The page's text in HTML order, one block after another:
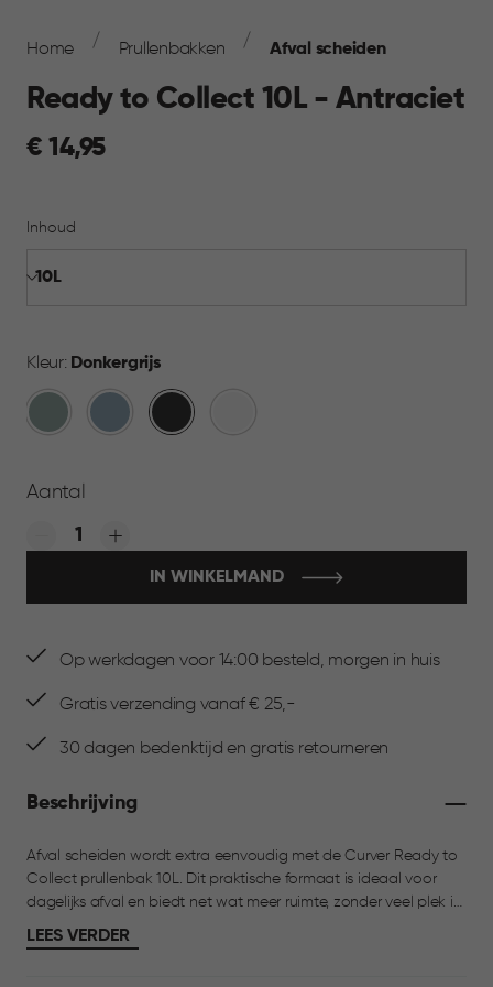
Navigation
Home Prullenbakken Afval scheiden
Ready to Collect 10L - Antraciet
€
€ 14,95
Inhoud
Kleur: Donkergrijs
Groen Blauw Donkergrijs
Aantal
Quantity:
IN WINKELMAND
Op werkdagen voor 14:00 besteld, morgen in huis
Gratis verzending vanaf € 25,-
30 dagen bedenktijd en gratis retourneren
Beschrijving
Afval scheiden wordt extra eenvoudig met de Curver Ready to
Collect prullenbak 10L. Dit praktische formaat is ideaal voor
dagelijks afval en biedt net wat meer ruimte, zonder veel plek in
te nemen. Het frisse, moderne design past moeiteloos in elke
keuken. De bak is ontworpen voor dagelijks gebruik. Dankzij het
LEES VERDER